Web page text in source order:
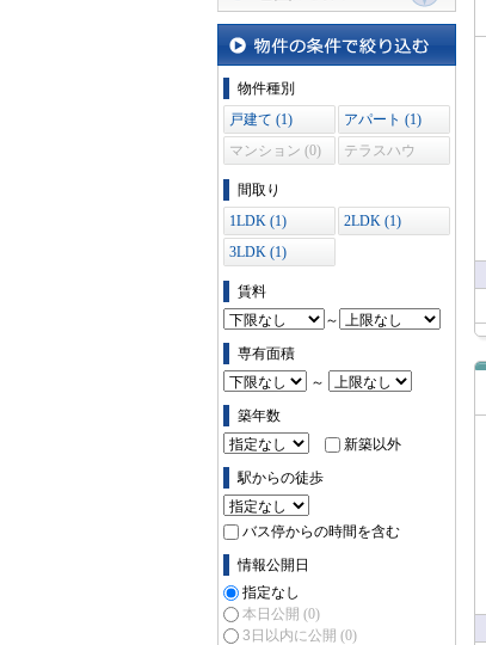
地図から探す
物件の条件で絞り込む
物件種別
戸建て (1)
アパート (1)
マンション (0)
テラスハウ
間取り
1LDK (1)
2LDK (1)
3LDK (1)
賃料
～
専有面積
～
築年数
新築以外
駅からの徒歩
バス停からの時間を含む
情報公開日
指定なし
本日公開 (0)
3日以内に公開 (0)